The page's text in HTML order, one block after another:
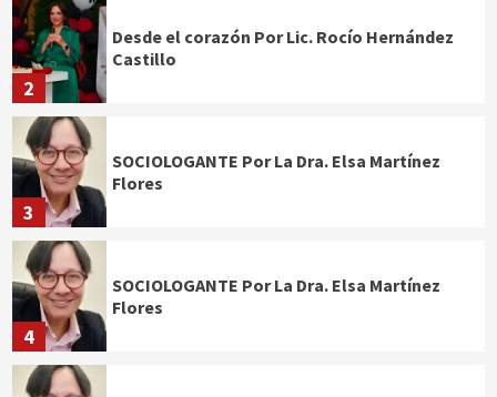
2
Desde el corazón Por Lic. Rocío Hernández
Castillo
3
SOCIOLOGANTE Por La Dra. Elsa Martínez
Flores
4
SOCIOLOGANTE Por La Dra. Elsa Martínez
Flores